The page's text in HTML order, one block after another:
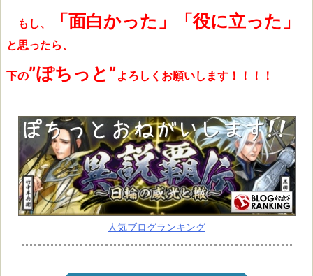
もし、 「面白かった」「役に立った」
と思ったら、
下の”ぽちっと”よろしくお願いします！！！！
人気ブログランキング